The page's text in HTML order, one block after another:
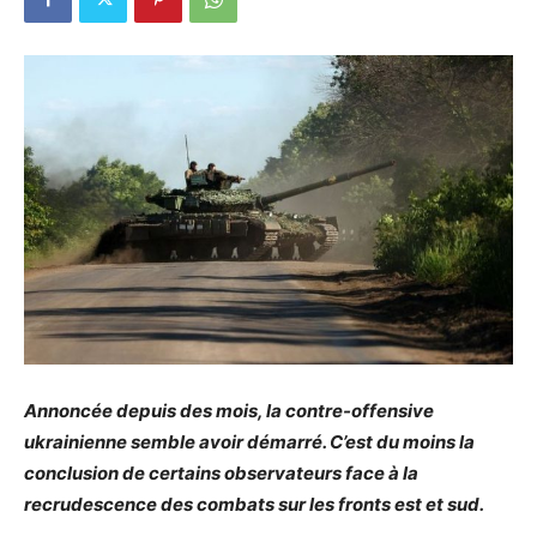
Annoncée depuis des mois, la contre-offensive
ukrainienne semble avoir démarré. C’est du moins la
conclusion de certains observateurs face à la
recrudescence des combats sur les fronts est et sud.